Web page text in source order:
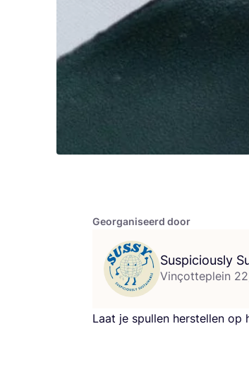
Georganiseerd door
Suspiciously
Vinçotteplein
Laat je spul­len her­stel­len op